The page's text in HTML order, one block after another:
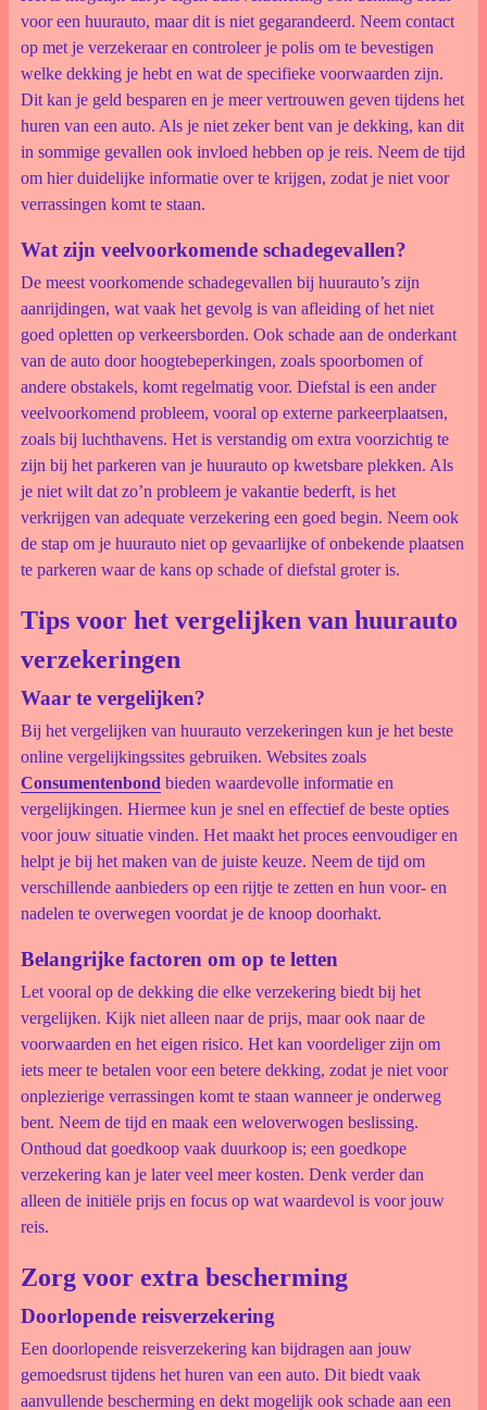
voor een huurauto, maar dit is niet gegarandeerd. Neem contact
op met je verzekeraar en controleer je polis om te bevestigen
welke dekking je hebt en wat de specifieke voorwaarden zijn.
Dit kan je geld besparen en je meer vertrouwen geven tijdens het
huren van een auto. Als je niet zeker bent van je dekking, kan dit
in sommige gevallen ook invloed hebben op je reis. Neem de tijd
om hier duidelijke informatie over te krijgen, zodat je niet voor
verrassingen komt te staan.
Wat zijn veelvoorkomende schadegevallen?
De meest voorkomende schadegevallen bij huurauto’s zijn
aanrijdingen, wat vaak het gevolg is van afleiding of het niet
goed opletten op verkeersborden. Ook schade aan de onderkant
van de auto door hoogtebeperkingen, zoals spoorbomen of
andere obstakels, komt regelmatig voor. Diefstal is een ander
veelvoorkomend probleem, vooral op externe parkeerplaatsen,
zoals bij luchthavens. Het is verstandig om extra voorzichtig te
zijn bij het parkeren van je huurauto op kwetsbare plekken. Als
je niet wilt dat zo’n probleem je vakantie bederft, is het
verkrijgen van adequate verzekering een goed begin. Neem ook
de stap om je huurauto niet op gevaarlijke of onbekende plaatsen
te parkeren waar de kans op schade of diefstal groter is.
Tips voor het vergelijken van huurauto
verzekeringen
Waar te vergelijken?
Bij het vergelijken van huurauto verzekeringen kun je het beste
online vergelijkingssites gebruiken. Websites zoals
Consumentenbond bieden waardevolle informatie en
vergelijkingen. Hiermee kun je snel en effectief de beste opties
voor jouw situatie vinden. Het maakt het proces eenvoudiger en
helpt je bij het maken van de juiste keuze. Neem de tijd om
verschillende aanbieders op een rijtje te zetten en hun voor- en
nadelen te overwegen voordat je de knoop doorhakt.
Belangrijke factoren om op te letten
Let vooral op de dekking die elke verzekering biedt bij het
vergelijken. Kijk niet alleen naar de prijs, maar ook naar de
voorwaarden en het eigen risico. Het kan voordeliger zijn om
iets meer te betalen voor een betere dekking, zodat je niet voor
onplezierige verrassingen komt te staan wanneer je onderweg
bent. Neem de tijd en maak een weloverwogen beslissing.
Onthoud dat goedkoop vaak duurkoop is; een goedkope
verzekering kan je later veel meer kosten. Denk verder dan
alleen de initiële prijs en focus op wat waardevol is voor jouw
reis.
Zorg voor extra bescherming
Doorlopende reisverzekering
Een doorlopende reisverzekering kan bijdragen aan jouw
gemoedsrust tijdens het huren van een auto. Dit biedt vaak
aanvullende bescherming en dekt mogelijk ook schade aan een